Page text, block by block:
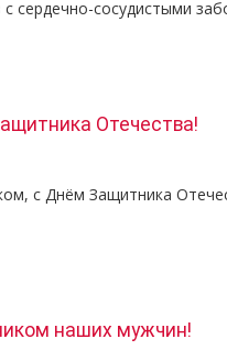
с сердечно-сосудистыми
Отечества!
с Днём Защитника
наших мужчин!